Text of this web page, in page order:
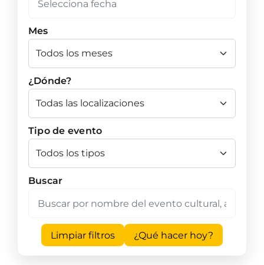
Mes
¿Dónde?
Tipo de evento
Buscar
Limpiar filtros ¿Qué hacer hoy?